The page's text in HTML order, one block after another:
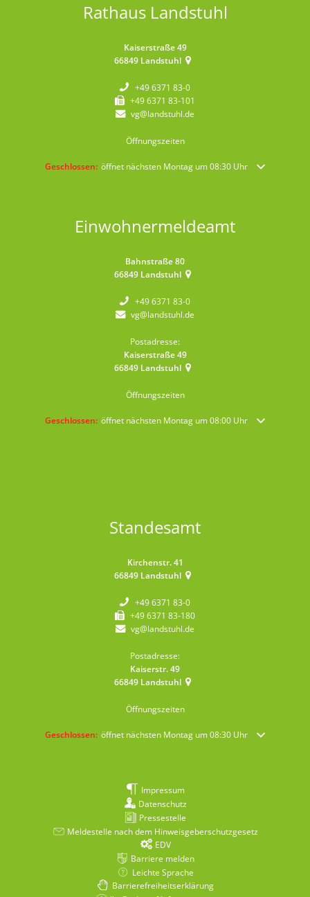
Rathaus Landstuhl
Kaiserstraße 49
66849 Landstuhl
+49 6371 83-0
+49 6371 83-101
vg@landstuhl.de
Öffnungszeiten
Klicken, um weitere Öffnungs- oder Schließzeiten auszublenden
Geschlossen: öffnet nächsten Montag um 08:30 Uhr
Einwohnermeldeamt
Bahnstraße 80
66849 Landstuhl
+49 6371 83-0
vg@landstuhl.de
Postadresse:
Kaiserstraße 49
66849 Landstuhl
Öffnungszeiten
Klicken, um weitere Öffnungs- oder Schließzeiten auszublenden
Geschlossen: öffnet nächsten Montag um 08:00 Uhr
Standesamt
Kirchenstr. 41
66849 Landstuhl
+49 6371 83-0
+49 6371 83-180
vg@landstuhl.de
Postadresse:
Kaiserstr. 49
66849 Landstuhl
Öffnungszeiten
Klicken, um weitere Öffnungs- oder Schließzeiten auszublenden
Geschlossen: öffnet nächsten Montag um 08:30 Uhr
Impressum
Datenschutz
Pressestelle
Meldestelle nach dem Hinweisgeberschutzgesetz
EDV
Barriere melden
Leichte Sprache
Barrierefreiheitserklärung